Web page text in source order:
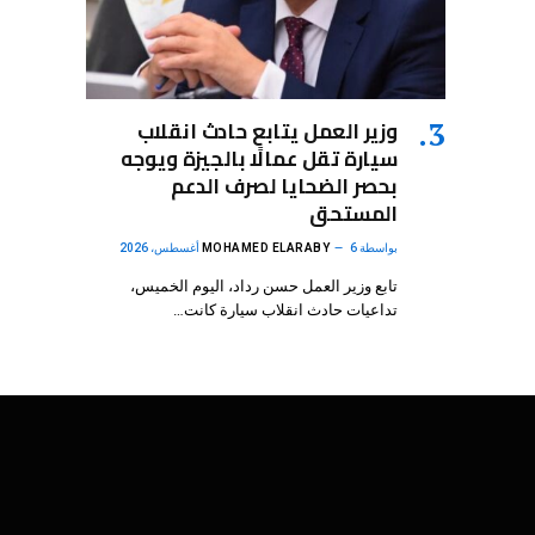
وزير العمل يتابع حادث انقلاب
سيارة تقل عمالًا بالجيزة ويوجه
بحصر الضحايا لصرف الدعم
المستحق
بواسطة MOHAMED ELARABY 6 أغسطس، 2026
تابع وزير العمل حسن رداد، اليوم الخميس،
تداعيات حادث انقلاب سيارة كانت…